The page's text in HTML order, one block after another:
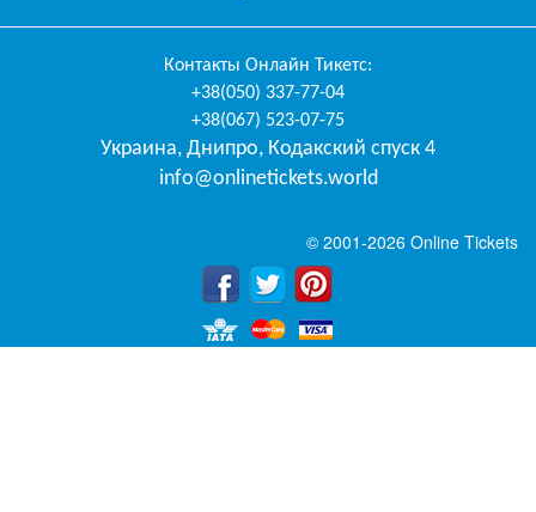
Контакты Онлайн Тикетс:
+38(050) 337-77-04
+38(067) 523-07-75
Украина, Днипро, Кодакский спуск 4
info@onlinetickets.world
© 2001-2026 Online Tickets